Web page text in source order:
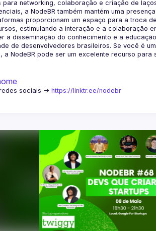
a NodeBR também mantém uma
proporcionam um espaço para a troca
a disseminação do conhecimento e a
de desenvolvedores brasileiros. Se você é
a NodeBR pode ser um excelente recurso
sociais -> https://linktr.ee/nodebr